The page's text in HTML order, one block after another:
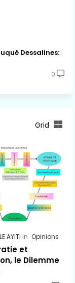
Dessalines:
0
Grid
AYITI Opinions
et
le Dilemme